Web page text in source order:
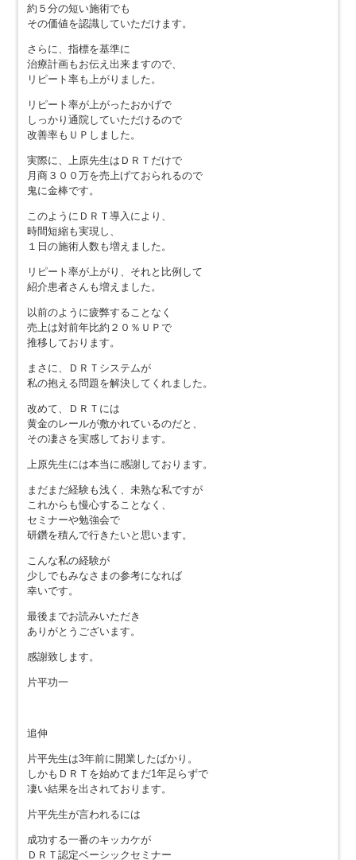
約５分の短い施術でも
その価値を認識していただけます。
さらに、指標を基準に
治療計画もお伝え出来ますので、
リピート率も上がりました。
リピート率が上がったおかげで
しっかり通院していただけるので
改善率もＵＰしました。
実際に、上原先生はＤＲＴだけで
月商３００万を売上げておられるので
鬼に金棒です。
このようにＤＲＴ導入により、
時間短縮も実現し、
１日の施術人数も増えました。
リピート率が上がり、それと比例して
紹介患者さんも増えました。
以前のように疲弊することなく
売上は対前年比約２０％ＵＰで
推移しております。
まさに、ＤＲＴシステムが
私の抱える問題を解決してくれました。
改めて、ＤＲＴには
黄金のレールが敷かれているのだと、
その凄さを実感しております。
上原先生には本当に感謝しております。
まだまだ経験も浅く、未熟な私ですが
これからも慢心することなく、
セミナーや勉強会で
研鑽を積んで行きたいと思います。
こんな私の経験が
少しでもみなさまの参考になれば
幸いです。
最後までお読みいただき
ありがとうございます。
感謝致します。
片平功一
追伸
片平先生は3年前に開業したばかり。
しかもＤＲＴを始めてまだ1年足らずで
凄い結果を出されております。
片平先生が言われるには
成功する一番のキッカケが
ＤＲＴ認定ベーシックセミナー